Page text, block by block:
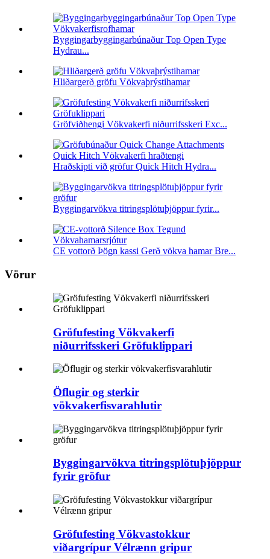
Byggingarbyggingarbúnaður Top Open Type
Hydrau...
Hliðargerð gröfu Vökvaþrýstihamar
Gröfviðhengi Vökvakerfi niðurrifsskeri Exc...
Hraðskipti við gröfur Quick Hitch Hydra...
Byggingarvökva titringsplötuþjöppur fyrir...
CE vottorð Þögn kassi Gerð vökva hamar Bre...
Vörur
Gröfufesting Vökvakerfi
niðurrifsskeri Gröfuklippari
Öflugir og sterkir
vökvakerfisvarahlutir
Byggingarvökva titringsplötuþjöppur
fyrir gröfur
Gröfufesting Vökvastokkur
viðargrípur Vélrænn gripur